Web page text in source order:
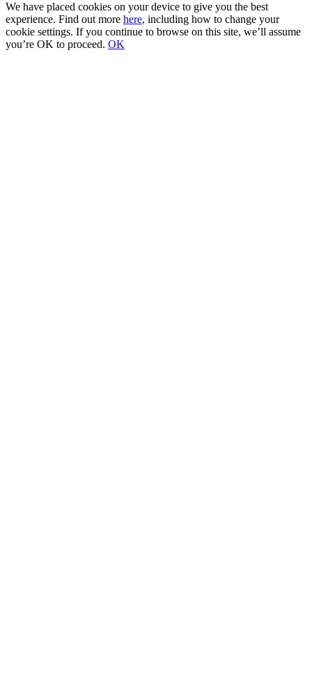
We have placed cookies on your device to give you the best
experience. Find out more here, including how to change your
cookie settings. If you continue to browse on this site, we’ll assume
you’re OK to proceed. OK